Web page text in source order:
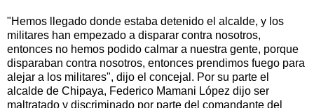
"Hemos llegado donde estaba detenido el alcalde, y los
militares han empezado a disparar contra nosotros,
entonces no hemos podido calmar a nuestra gente, porque
disparaban contra nosotros, entonces prendimos fuego para
alejar a los militares", dijo el concejal. Por su parte el
alcalde de Chipaya, Federico Mamani López dijo ser
maltratado y discriminado por parte del comandante del